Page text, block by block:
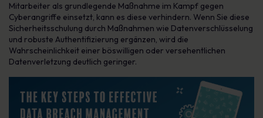
Mitarbeiter als grundlegende Maßnahme im Kampf gegen
Cyberangriffe einsetzt, kann es diese verhindern. Wenn Sie diese
Sicherheitsschulung durch Maßnahmen wie Datenverschlüsselung
und robuste Authentifizierung ergänzen, wird die
Wahrscheinlichkeit einer böswilligen oder versehentlichen
Datenverletzung deutlich geringer.